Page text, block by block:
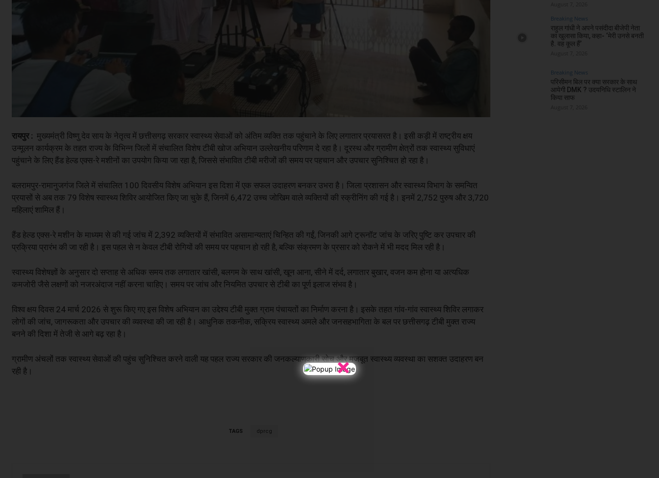
×
रायपुर : मुख्यमंत्री विष्णु देव साय के नेतृत्व में छत्तीसगढ़ सरकार स्वास्थ्य सेवाओं को अंतिम व्यक्ति तक पहुंचाने के लिए लगातार प्रयासरत है। इसी कड़ी में राष्ट्रीय क्षय
उन्मूलन कार्यक्रम के तहत राज्य के विभिन्न जिलों में संचालित विशेष टीबी खोज अभियान उल्लेखनीय परिणाम दे रहा है। दूरस्थ और ग्रामीण क्षेत्रों तक स्वास्थ्य सुविधाएं
पहुंचाने के लिए हैंड हेल्ड एक्स-रे मशीनों का उपयोग किया जा रहा है, जिससे संभावित टीबी मरीजों की समय पर पहचान और उपचार सुनिश्चित हो रहा है।
बलरामपुर-रामानुजगंज जिले में संचालित 100 दिवसीय विशेष अभियान इस दिशा में एक सफल उदाहरण बनकर उभरा है। जिला प्रशासन और स्वास्थ्य विभाग के समन्वित
प्रयासों से अब तक 79 विशेष स्वास्थ्य शिविर आयोजित किए जा चुके हैं, जिनमें 6,472 उच्च जोखिम वाले व्यक्तियों की स्क्रीनिंग की गई है। इनमें 2,752 पुरुष और 3,720
महिलाएं शामिल हैं।
हैंड हेल्ड एक्स-रे मशीन के माध्यम से की गई जांच में 2,392 व्यक्तियों में संभावित असामान्यताएं चिन्हित की गईं, जिनकी आगे ट्रूनॉट जांच के जरिए पुष्टि कर उपचार की
प्रक्रिया प्रारंभ की जा रही है। इस पहल से न केवल टीबी रोगियों की समय पर पहचान हो रही है, बल्कि संक्रमण के प्रसार को रोकने में भी मदद मिल रही है।
स्वास्थ्य विशेषज्ञों के अनुसार दो सप्ताह से अधिक समय तक लगातार खांसी, बलगम के साथ खांसी, खून आना, सीने में दर्द, लगातार बुखार, वजन कम होना या अत्यधिक
कमजोरी जैसे लक्षणों को नजरअंदाज नहीं करना चाहिए। समय पर जांच और नियमित उपचार से टीबी का पूर्ण इलाज संभव है।
विश्व क्षय दिवस 24 मार्च 2026 से शुरू किए गए इस विशेष अभियान का उद्देश्य टीबी मुक्त ग्राम पंचायतों का निर्माण करना है। इसके तहत गांव-गांव स्वास्थ्य शिविर लगाकर
लोगों की जांच, जागरूकता और उपचार की व्यवस्था की जा रही है। आधुनिक तकनीक, सक्रिय स्वास्थ्य अमले और जनसहभागिता के बल पर छत्तीसगढ़ टीबी मुक्त राज्य
बनने की दिशा में तेजी से आगे बढ़ रहा है।
ग्रामीण अंचलों तक स्वास्थ्य सेवाओं की पहुंच सुनिश्चित करने वाली यह पहल राज्य सरकार की जनकल्याणकारी सोच और मजबूत स्वास्थ्य व्यवस्था का सशक्त उदाहरण बन
रही है।
TAGS dprcg
Breaking News
राहुल गांधी ने अपने पसंदीदा बीजेपी नेता
का खुलासा किया, कहा- ‘मेरी उनसे बनती
है. वह कूल हैं’
Breaking News
परिसीमन बिल पर क्या सरकार के साथ
आयेगी DMK ? उदयनिधि स्टालिन ने
किया साफ